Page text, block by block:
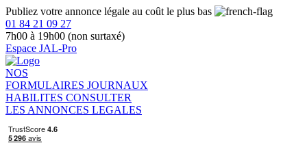
Publiez votre annonce légale au coût le plus bas
01 84 21 09 27
7h00 à 19h00 (non surtaxé)
Espace JAL-Pro
NOS
FORMULAIRES JOURNAUX
HABILITES CONSULTER
LES ANNONCES LEGALES